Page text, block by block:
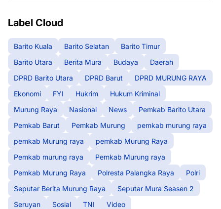
Label Cloud
Barito Kuala Barito Selatan
Barito Timur
Barito Utara
Berita Mura Budaya
Daerah
DPRD Barito Utara
DPRD Barut
DPRD MURUNG RAYA
Ekonomi
FYI Hukrim
Hukum Kriminal
Murung Raya
Nasional News
Pemkab Barito Utara
Pemkab Barut
Pemkab Murung
pemkab murung raya
pemkab Murung raya
pemkab Murung Raya
Pemkab murung raya
Pemkab Murung raya
Pemkab Murung Raya
Polresta Palangka Raya
Polri
Seputar Berita Murung Raya
Seputar Mura Seasen 2
Seruyan
Sosial TNI Video